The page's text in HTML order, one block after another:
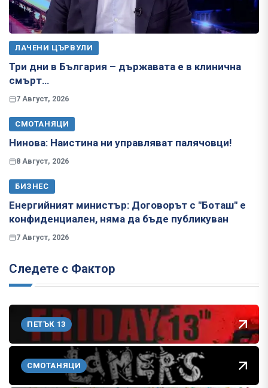
ЛАЧЕНИ ЦЪРВУЛИ
Три дни в България – държавата е в клинична
смърт…
7 Август, 2026
СМОТАНЯЦИ
Нинова: Наистина ни управляват палячовци!
8 Август, 2026
БИЗНЕС
Енергийният министър: Договорът с "Боташ" е
конфиденциален, няма да бъде публикуван
7 Август, 2026
Следете с Фактор
ПЕТЪК 13
СМОТАНЯЦИ